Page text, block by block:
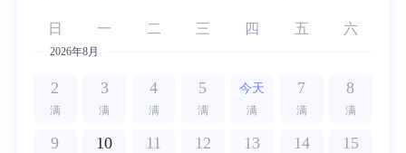
日 一 二 三 四 五 六
2026年8月
2
满
3
满
4
满
5
满
今天
满
7
满
8
满
9 10 11 12 13 14 15